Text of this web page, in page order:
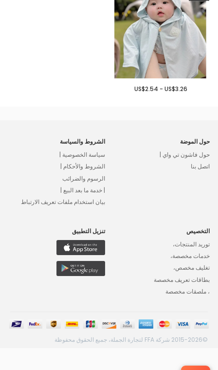
US$2.54 - US$3.26
حول الموضة
حول فاشون تي واي |
اتصل بنا
الشروط والسياسة
سياسة الخصوصية |
الشروط والأحكام |
الرسوم والضرائب
| خدمة ما بعد البيع |
بيان استخدام ملفات تعريف الارتباط
التخصيص
توريد المنتجات،
خدمات مخصصة،
تغليف مخصص،
بطاقات تعريف مخصصة
، ملصقات مخصصة
تنزيل التطبيق
©2015-2026 شركة FFA لتجارة الجملة، جميع الحقوق محفوظة